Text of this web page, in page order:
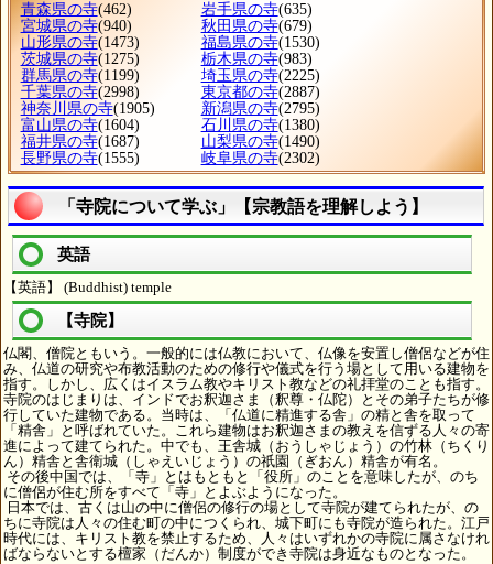
青森県の寺(462) 岩手県の寺(635)
宮城県の寺(940) 秋田県の寺(679)
山形県の寺(1473) 福島県の寺(1530)
茨城県の寺(1275) 栃木県の寺(983)
群馬県の寺(1199) 埼玉県の寺(2225)
千葉県の寺(2998) 東京都の寺(2887)
神奈川県の寺(1905) 新潟県の寺(2795)
富山県の寺(1604) 石川県の寺(1380)
福井県の寺(1687) 山梨県の寺(1490)
長野県の寺(1555) 岐阜県の寺(2302)
「寺院について学ぶ」【宗教語を理解しよう】
英語
【英語】 (Buddhist) temple
【寺院】
仏閣、僧院ともいう。一般的には仏教において、仏像を安置し僧侶などが住
み、仏道の研究や布教活動のための修行や儀式を行う場として用いる建物を
指す。しかし、広くはイスラム教やキリスト教などの礼拝堂のことも指す。
寺院のはじまりは、インドでお釈迦さま（釈尊・仏陀）とその弟子たちが修
行していた建物である。当時は、「仏道に精進する舎」の精と舎を取って
「精舎」と呼ばれていた。これら建物はお釈迦さまの教えを信ずる人々の寄
進によって建てられた。中でも、王舎城（おうしゃじょう）の竹林（ちくり
ん）精舎と舎衛城（しゃえいじょう）の祇園（ぎおん）精舎が有名。
その後中国では、「寺」とはもともと「役所」のことを意味したが、のち
に僧侶が住む所をすべて「寺」とよぶようになった。
日本では、古くは山の中に僧侶の修行の場として寺院が建てられたが、の
ちに寺院は人々の住む町の中につくられ、城下町にも寺院が造られた。江戸
時代には、キリスト教を禁止するため、人々はいずれかの寺院に属さなけれ
ばならないとする檀家（だんか）制度ができ寺院は身近なものとなった。